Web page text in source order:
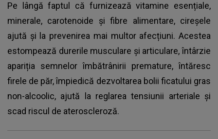
Pe lângă faptul că furnizează vitamine esențiale,
minerale, carotenoide și fibre alimentare, cireșele
ajută și la prevenirea mai multor afecțiuni. Acestea
estompează durerile musculare și articulare, întârzie
apariția semnelor îmbătrânirii premature, întăresc
firele de păr, împiedică dezvoltarea bolii ficatului gras
non-alcoolic, ajută la reglarea tensiunii arteriale și
scad riscul de ateroscleroză.